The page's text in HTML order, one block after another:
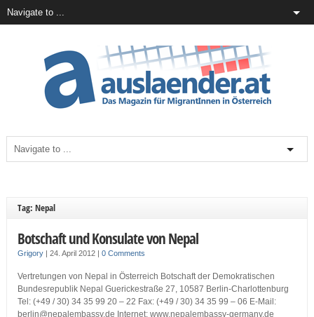
Tag: Nepal
Botschaft und Konsulate von Nepal
Grigory| 24. April 2012 | 0 Comments
Vertretungen von Nepal in Österreich Botschaft der Demokratischen
Bundesrepublik Nepal Guerickestraße 27, 10587 Berlin-Charlottenburg
Tel: (+49 / 30) 34 35 99 20 – 22 Fax: (+49 / 30) 34 35 99 – 06 E-Mail:
berlin@nepalembassy.de Internet: www.nepalembassy-germany.de